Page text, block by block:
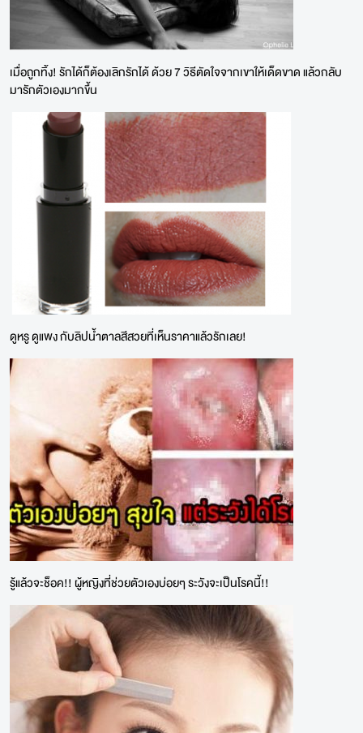
เมื่อถูกทิ้ง! รักได้ก็ต้องเลิกรักได้ ด้วย 7 วิธีตัดใจจากเขาให้เด็ดขาด แล้วกลับ
มารักตัวเองมากขึ้น
ดูหรู ดูแพง กับลิปน้ำตาลสีสวยที่เห็นราคาแล้วรักเลย!
รู้แล้วจะช็อค!! ผู้หญิงที่ช่วยตัวเองบ่อยๆ ระวังจะเป็นโรคนี้!!